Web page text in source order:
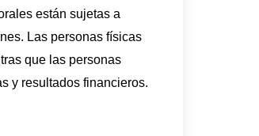
están sujetas a
Las personas físicas
que las personas
y resultados financieros.